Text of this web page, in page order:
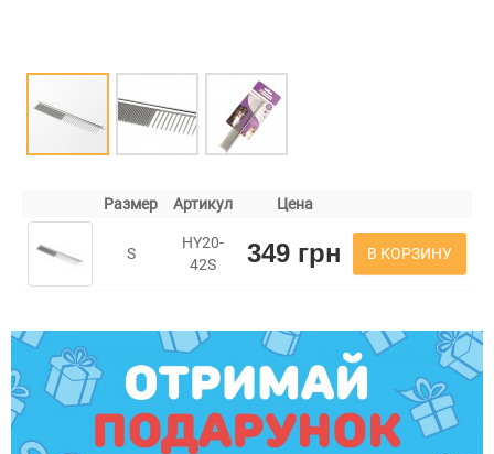
Размер Артикул Цена
S
HY20-
42S
349 грн В КОРЗИНУ